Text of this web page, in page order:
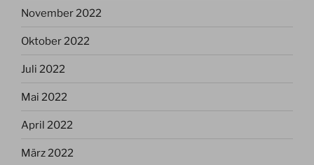
November 2022
Oktober 2022
Juli 2022
Mai 2022
April 2022
März 2022